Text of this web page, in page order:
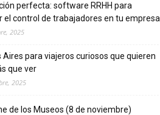
perfecta: software RRHH para
el control de trabajadores en tu empresa
2025
Aires para viajeros curiosos que quieren
que ver
2025
de los Museos (8 de noviembre)